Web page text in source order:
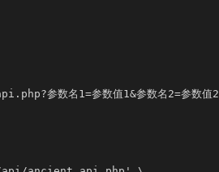
参数名1=参数值1&参数名2=参数值2